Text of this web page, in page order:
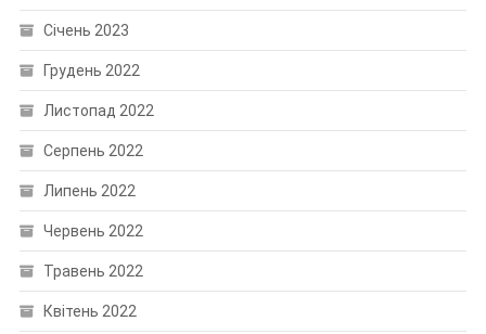
Січень 2023
Грудень 2022
Листопад 2022
Серпень 2022
Липень 2022
Червень 2022
Травень 2022
Квітень 2022